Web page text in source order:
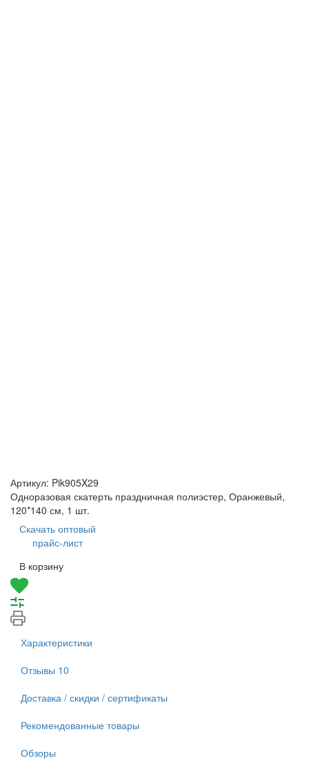
Артикул: Pik905X29
Одноразовая скатерть праздничная полиэстер, Оранжевый,
120*140 см, 1 шт.
Скачать оптовый
прайс-лист
В корзину
Характеристики
Отзывы 10
Доставка / скидки / сертификаты
Рекомендованные товары
Обзоры